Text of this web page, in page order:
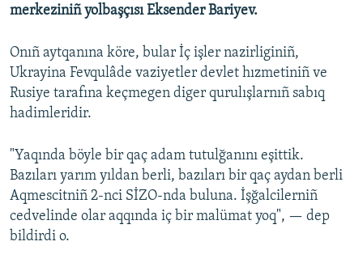
merkeziniñ yolbaşçısı Eksender Bariyev.
Onıñ aytqanına köre, bular İç işler nazirliginiñ,
Ukrayina Fevqulâde vaziyetler devlet hızmetiniñ ve
Rusiye tarafına keçmegen diger qurulışlarnıñ sabıq
hadimleridir.
"Yaqında böyle bir qaç adam tutulğanını eşittik.
Bazıları yarım yıldan berli, bazıları bir qaç aydan berli
Aqmescitniñ 2-nci SİZO-nda buluna. İşğalcilerniñ
cedvelinde olar aqqında iç bir malümat yoq", — dep
bildirdi o.